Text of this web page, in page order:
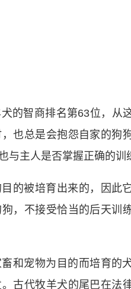
的智商排名第63位，从
也总是会抱怨自家的狗
主人是否掌握正确的训
的被培育出来的，因此
，不接受恰当的后天训
和宠物为目的而培育的
古代牧羊犬的尾巴在法